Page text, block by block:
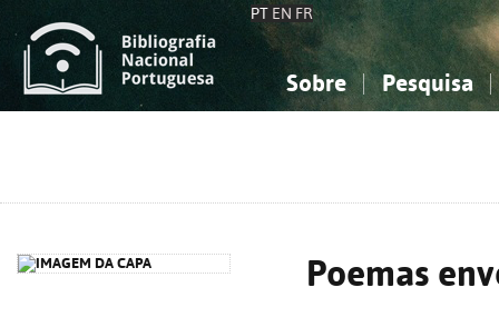
PT EN FR
Sobre Pesquisa
Poemas